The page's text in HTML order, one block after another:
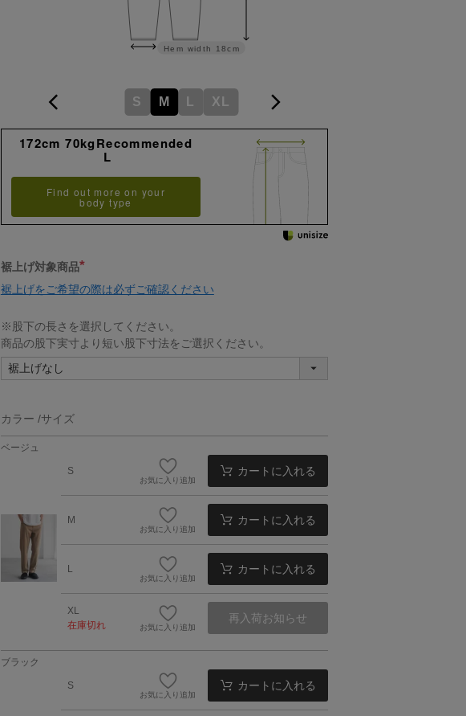
Hem width 18cm
S M L XL
172cm 70kgRecommended
L
Find out more on your
body type
裾上げ対象商品
(必
裾上げをご希望の際は必ずご確認ください
※股下の長さを選択してください。
商品の股下実寸より短い股下寸法をご選択ください。
カラー サイズ
ベージュ
S
お気に入り追加
カートに入れる
M
お気に入り追加
カートに入れる
L
お気に入り追加
カートに入れる
XL
在庫切れ
お気に入り追加
再入荷お知らせ
ブラック
S
お気に入り追加
カートに入れる